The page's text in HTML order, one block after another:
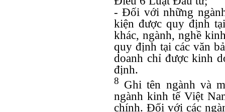
- Đối với những
kiện được quy định
khác, ngành, nghề
quy định tại các văn
doanh chỉ được kinh
định.
8 Ghi tên ngành và
ngành kinh tế Việt
chính. Đối với các